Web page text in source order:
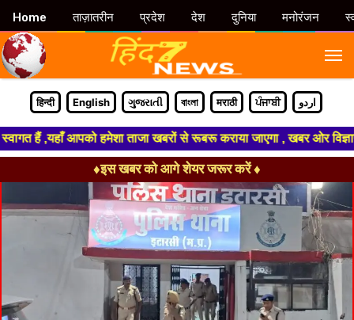
हिन्दी English ગુજરાતી বাংলা मराठी ਪੰਜਾਬੀ اردو
,यहाँ आपको हमेशा ताजा खबरों से रूबरू कराया जाएगा , खबर ओर
♦इस खबर को आगे शेयर जरूर करें ♦
Home ताज़ातरीन प्रदेश देश दुनिया मनोरंजन